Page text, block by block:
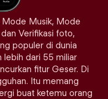
Musik, Mode
Verifikasi foto,
populer di dunia
lebih dari 55 miliar
fitur Geser. Di
Itu memang
buat ketemu orang